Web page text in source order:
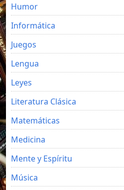
Humor
Informática
Juegos
Lengua
Leyes
Literatura Clásica
Matemáticas
Medicina
Mente y Espíritu
Música